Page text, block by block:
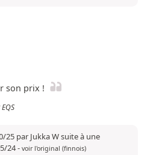
son prix !
25 par Jukka W suite à une
24- voir l'original (finnois)